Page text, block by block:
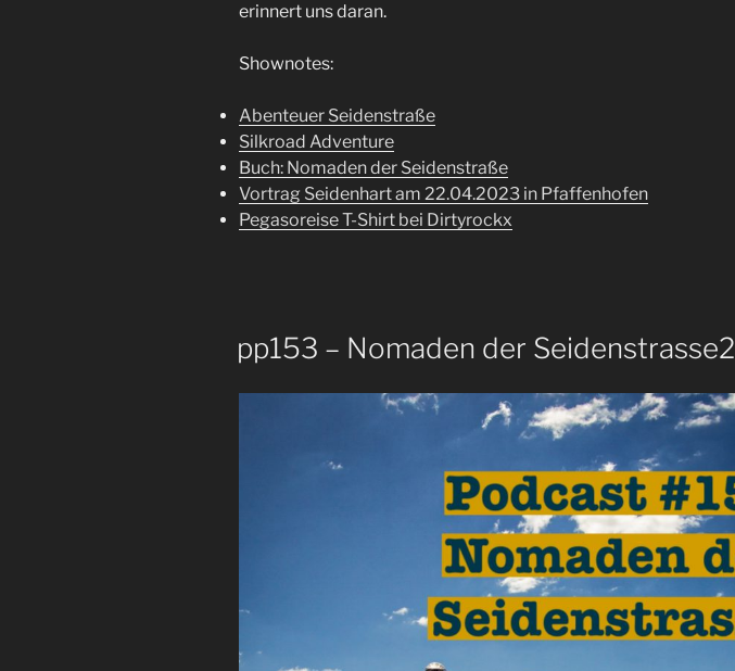
erinnert uns daran.
Shownotes:
Abenteuer Seidenstraße
Silkroad Adventure
Buch: Nomaden der Seidenstraße
Vortrag Seidenhart am 22.04.2023 in Pfaffenhofen
Pegasoreise T-Shirt bei Dirtyrockx
pp153 – Nomaden der Seidenstrasse2